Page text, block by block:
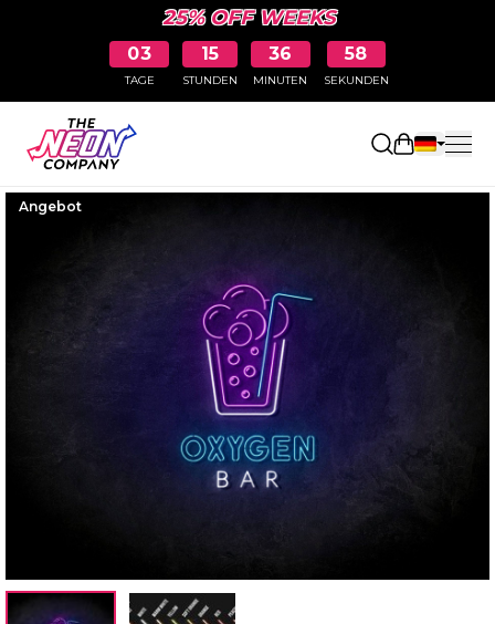
25% OFF WEEKS
03
TAGE
15
STUNDEN
36
MINUTEN
57
SEKUNDEN
Angebot